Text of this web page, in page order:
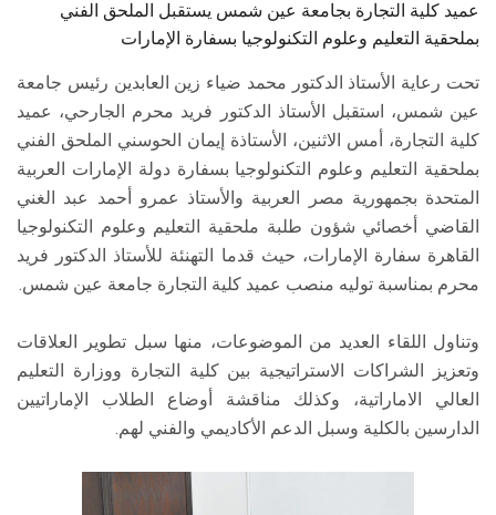
عميد كلية التجارة بجامعة عين شمس يستقبل الملحق الفني
بملحقية التعليم وعلوم التكنولوجيا بسفارة الإمارات
تحت رعاية الأستاذ الدكتور محمد ضياء زين العابدين رئيس جامعة
عين شمس، استقبل الأستاذ الدكتور فريد محرم الجارحي، عميد
كلية التجارة، أمس الاثنين، الأستاذة إيمان الحوسني الملحق الفني
بملحقية التعليم وعلوم التكنولوجيا بسفارة دولة الإمارات العربية
المتحدة بجمهورية مصر العربية والأستاذ عمرو أحمد عبد الغني
القاضي أخصائي شؤون طلبة ملحقية التعليم وعلوم التكنولوجيا
القاهرة سفارة الإمارات، حيث قدما التهنئة للأستاذ الدكتور فريد
محرم بمناسبة توليه منصب عميد كلية التجارة جامعة عين شمس.
وتناول اللقاء العديد من الموضوعات، منها سبل تطوير العلاقات
وتعزيز الشراكات الاستراتيجية بين كلية التجارة ووزارة التعليم
العالي الاماراتية، وكذلك مناقشة أوضاع الطلاب الإماراتيين
الدارسين بالكلية وسبل الدعم الأكاديمي والفني لهم.